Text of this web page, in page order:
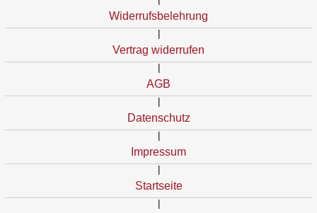
Widerrufsbelehrung
Vertrag widerrufen
AGB
Datenschutz
Impressum
Startseite